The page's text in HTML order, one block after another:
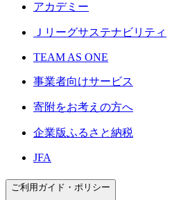
アカデミー
Ｊリーグサステナビリティ
TEAM AS ONE
事業者向けサービス
寄附をお考えの方へ
企業版ふるさと納税
JFA
ご利用ガイド・ポリシー